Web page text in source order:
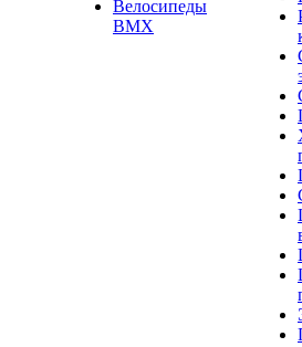
Велосипеды
BMX